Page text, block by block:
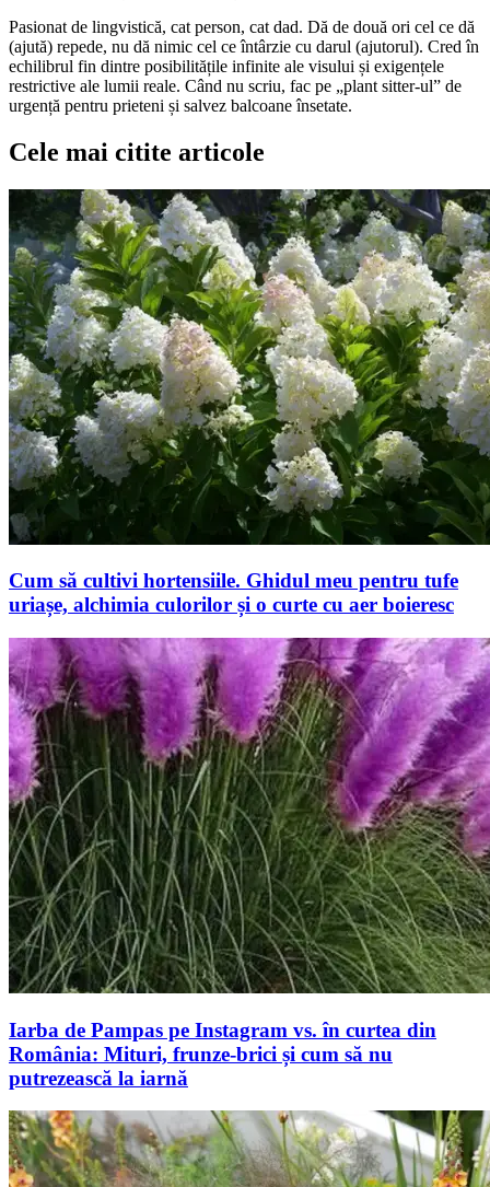
Pasionat de lingvistică, cat person, cat dad. Dă de două ori cel ce dă
(ajută) repede, nu dă nimic cel ce întârzie cu darul (ajutorul). Cred în
echilibrul fin dintre posibilitățile infinite ale visului și exigențele
restrictive ale lumii reale. Când nu scriu, fac pe „plant sitter-ul” de
urgență pentru prieteni și salvez balcoane însetate.
Cele mai citite articole
Cum să cultivi hortensiile. Ghidul meu pentru tufe
uriașe, alchimia culorilor și o curte cu aer boieresc
Iarba de Pampas pe Instagram vs. în curtea din
România: Mituri, frunze-brici și cum să nu
putrezească la iarnă